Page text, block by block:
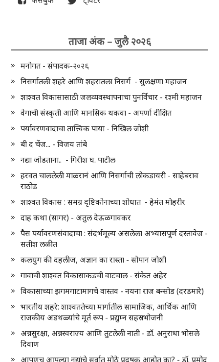
ताजा अंक – जुलै २०२६
मनोगत - संपादक-२०२६
निसर्गातली शहरे आणि शहरातला निसर्ग - सुलक्षणा महाजन
शाश्वत विकासासाठी जलव्यवस्थापनाचा पुनर्विचार - रश्मी महाजन
वेगाची संस्कृती आणि मानसिक थकवा - अपर्णा दीक्षित
पर्यावरणवादाचा तात्त्विक पाया - निखिल जोशी
बी द चेंज... - विजय तांबे
नद्या जोडताना.. - गिरीश घ. पाटील
हरवत चाललेली माळरानं आणि निसर्गाची लोकडायरी - साहेबराव
राठोड
शाश्वत विकास : समग्र दृष्टिकोनाच्या शोधात - हेमंत मोहरीर
दाह कथा (सागर) - अतुल देऊळगावकर
पैस पर्यावरणसंवादाचा : संदर्भमूल्य असलेला अभ्यासपूर्ण दस्तावेज -
सतीश लळीत
कलयुग की दहलीज, अज्ञान का रास्ता - सोपान जोशी
गावांची शाश्वत विकासाकडची वाटचाल - संकेत अहेर
विकासाच्या झगमगाटामागचे वास्तव - नयना राज बन्सोड (दरडमारे)
भारतीय शहरे: शाश्वततेच्या मार्गातील सामाजिक, आर्थिक आणि
राजकीय अडथळ्यांचे मूर्त रूप - प्रद्युम्न सहस्रभोजनी
अन्नसुरक्षा, अन्नस्वराज्य आणि तुटलेली नाती - डॉ. अनुराधा भोसले
दिवाण
आपणच आपल्या नद्यांचे सर्वात मोठे प्रदूषक आहोत का? - डॉ. प्रमोद